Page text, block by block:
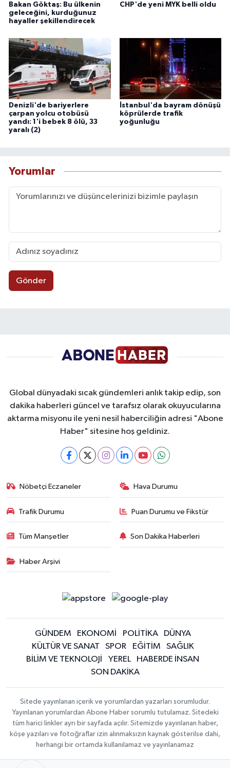
Bakan Göktaş: Bu ülkenin
geleceğini, kurduğunuz
hayaller şekillendirecek
CHP'de yeni MYK belli oldu
Denizli'de bariyerlere
çarpan yolcu otobüsü
yandı: 1'i bebek 8 ölü, 33
yaralı (2)
İstanbul'da bayram dönüşü
köprülerde trafik
yoğunluğu
Yorumlar
Gönder
Global dünyadaki sıcak gündemleri anlık takip edip, son
dakika haberleri güncel ve tarafsız olarak okuyucularına
aktarma misyonu ile yeni nesil haberciliğin adresi "Abone
Haber" sitesine hoş geldiniz.
Nöbetçi Eczaneler Hava Durumu
Trafik Durumu Puan Durumu ve Fikstür
Tüm Manşetler Son Dakika Haberleri
Haber Arşivi
GÜNDEM EKONOMİ POLİTİKA
DÜNYA
KÜLTÜR VE SANAT
SPOR EĞİTİM
SAĞLIK
BİLİM VE TEKNOLOJİ
YEREL
HABERDE İNSAN
SON DAKİKA
Sitede yayınlanan içerik ve yorumlardan yazarları sorumludur.
Yayınlanan yorumlardan Abone Haber sorumlu tutulamaz. Sitedeki
tüm harici linkler ayrı bir sayfada açılır. Sitemizde yayınlanan haber,
köşe yazıları ve fotoğraflar izin alınmaksızın kaynak gösterilse dahi,
herhangi bir ortamda kullanılamaz ve yayınlanamaz